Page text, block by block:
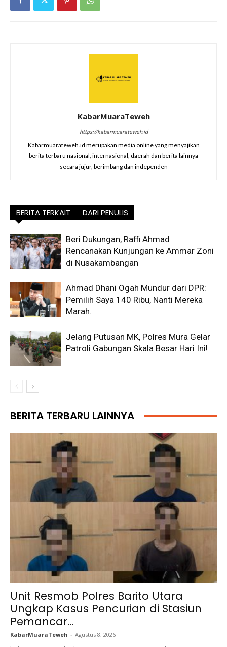
KabarMuaraTeweh
https://kabarmuarateweh.id
Kabarmuarateweh.id merupakan media online yang menyajikan
berita terbaru nasional, internasional, daerah dan berita lainnya
secara jujur, berimbang dan independen
BERITA TERKAIT DARI PENULIS
Beri Dukungan, Raffi Ahmad
Rencanakan Kunjungan ke Ammar Zoni
di Nusakambangan
Ahmad Dhani Ogah Mundur dari DPR:
Pemilih Saya 140 Ribu, Nanti Mereka
Marah.
Jelang Putusan MK, Polres Mura Gelar
Patroli Gabungan Skala Besar Hari Ini!
BERITA TERBARU LAINNYA
Unit Resmob Polres Barito Utara
Ungkap Kasus Pencurian di Stasiun
Pemancar...
KabarMuaraTeweh - Agustus 8, 2026